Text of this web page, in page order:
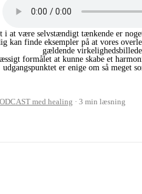
i at være selvstændigt tænkende er
finde eksempler på at vores
gældende
formålet at kunne skabe et
udgangspunktet er enige om så meget
med healing 3 min læsning